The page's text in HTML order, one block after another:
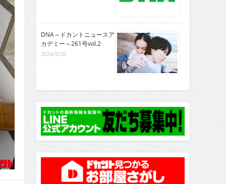
DNA～ドカントニュースア
カデミー～261号vol.2
2024/5/20